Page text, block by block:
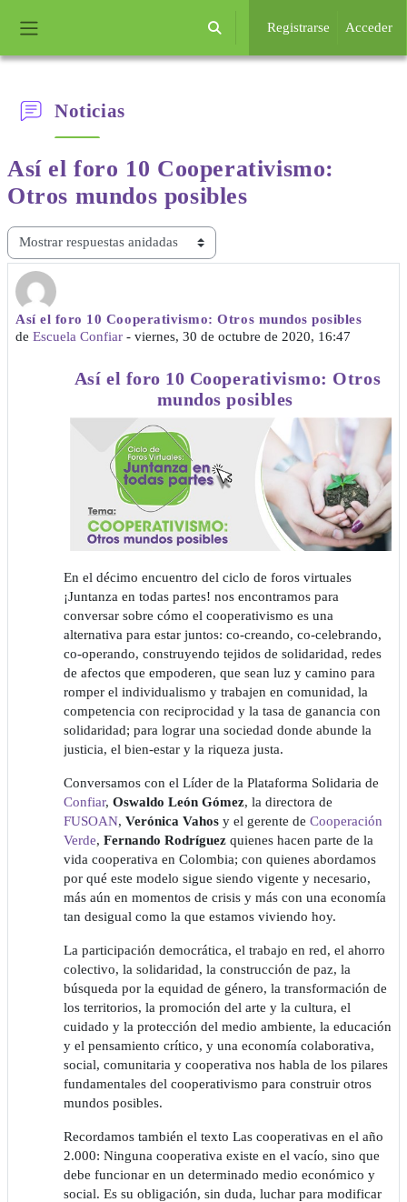
Selector de búsqueda de entrada
Registrarse Acceder
Noticias
Así el foro 10 Cooperativismo:
Otros mundos posibles
Mostrar modo
Así el foro 10 Cooperativismo: Otros mundos posibles
de Escuela Confiar - viernes, 30 de octubre de 2020, 16:47
Número de respuestas: 0
Así el foro 10 Cooperativismo: Otros
mundos posibles
En el décimo encuentro del ciclo de foros virtuales
¡Juntanza en todas partes! nos encontramos para
conversar sobre cómo el cooperativismo es una
alternativa para estar juntos: co-creando, co-celebrando,
co-operando, construyendo tejidos de solidaridad, redes
de afectos que empoderen, que sean luz y camino para
romper el individualismo y trabajen en comunidad, la
competencia con reciprocidad y la tasa de ganancia con
solidaridad; para lograr una sociedad donde abunde la
justicia, el bien-estar y la riqueza justa.
Conversamos con el Líder de la Plataforma Solidaria de
Confiar, Oswaldo León Gómez, la directora de
FUSOAN, Verónica Vahos y el gerente de Cooperación
Verde, Fernando Rodríguez quienes hacen parte de la
vida cooperativa en Colombia; con quienes abordamos
por qué este modelo sigue siendo vigente y necesario,
más aún en momentos de crisis y más con una economía
tan desigual como la que estamos viviendo hoy.
La participación democrática, el trabajo en red, el ahorro
colectivo, la solidaridad, la construcción de paz, la
búsqueda por la equidad de género, la transformación de
los territorios, la promoción del arte y la cultura, el
cuidado y la protección del medio ambiente, la educación
y el pensamiento crítico, y una economía colaborativa,
social, comunitaria y cooperativa nos habla de los pilares
fundamentales del cooperativismo para construir otros
mundos posibles.
Recordamos también el texto Las cooperativas en el año
2.000: Ninguna cooperativa existe en el vacío, sino que
debe funcionar en un determinado medio económico y
social. Es su obligación, sin duda, luchar para modificar